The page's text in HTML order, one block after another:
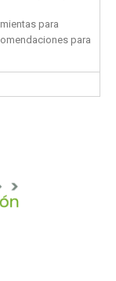
para
para